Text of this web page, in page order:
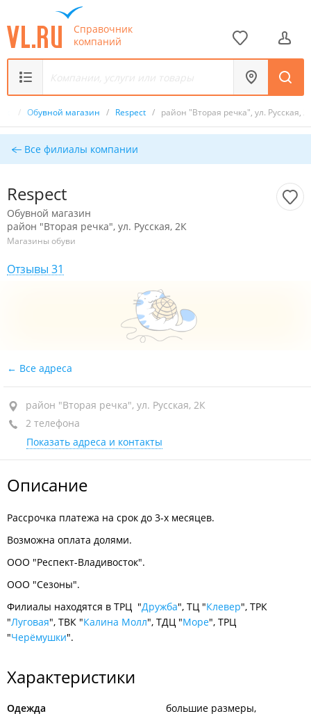
Справочник
компаний
/ Обувной магазин / Respect / район "Вторая речка", ул. Русская,
Все филиалы компании
Respect
Обувной магазин
район "Вторая речка", ул. Русская, 2К
Магазины обуви
Отзывы 31
Все адреса
район "Вторая речка", ул. Русская, 2К
2 телефона
Показать адреса и контакты
Описание
Рассрочка платежа на срок до 3-х месяцев.
Возможна оплата долями.
ООО "Респект-Владивосток".
ООО "Сезоны".
Филиалы находятся в ТРЦ "Дружба", ТЦ "Клевер", ТРК
"Луговая", ТВК "Калина Молл", ТДЦ "Море", ТРЦ
"Черёмушки".
Характеристики
Одежда
большие размеры